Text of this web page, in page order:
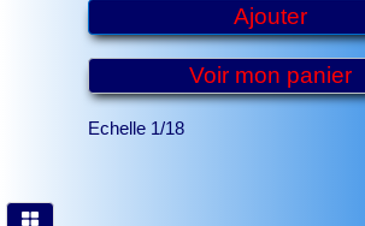
Ajouter
Voir mon panier
Echelle 1/18